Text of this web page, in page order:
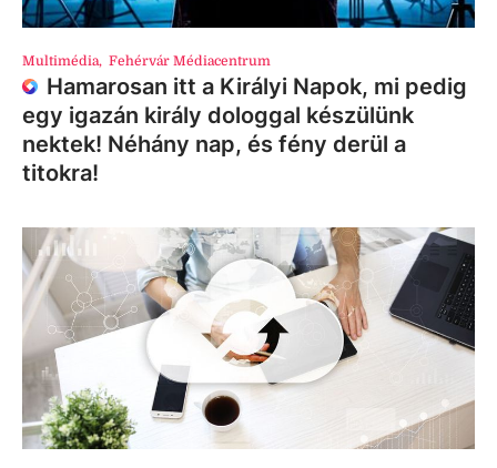
Multimédia, Fehérvár Médiacentrum
Hamarosan itt a Királyi Napok, mi pedig
egy igazán király dologgal készülünk
nektek! Néhány nap, és fény derül a
titokra!